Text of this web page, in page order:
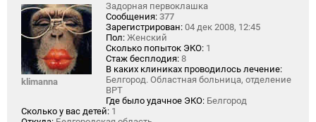
klimanna
Задорная первоклашка
Сообщения: 377
Зарегистрирован: 04 дек 2008, 12:45
Пол: Женский
Сколько попыток ЭКО: 1
Стаж бесплодия: 8
В каких клиниках проводилось лечение:
Белгород. Областная больница, отделение
ВРТ
Где было удачное ЭКО: Белгород
Сколько у вас детей: 1